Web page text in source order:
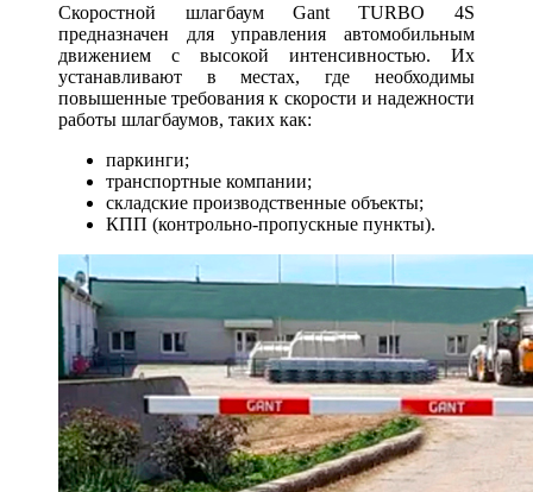
Скоростной шлагбаум Gant TURBO 4S
предназначен для управления автомобильным
движением с высокой интенсивностью. Их
устанавливают в местах, где необходимы
повышенные требования к скорости и надежности
работы шлагбаумов, таких как:
паркинги;
транспортные компании;
складские производственные объекты;
КПП (контрольно-пропускные пункты).